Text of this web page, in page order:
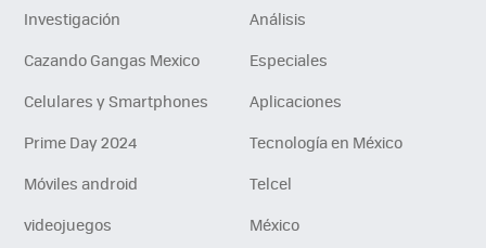
Investigación
Análisis
Cazando Gangas Mexico
Especiales
Celulares y Smartphones
Aplicaciones
Prime Day 2024
Tecnología en México
Móviles android
Telcel
videojuegos
México